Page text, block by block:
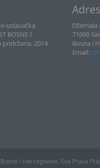
izdavačka
BOSNE I
pridržana. 2014
Džemala
71000
Bosna i
Email:
i Hercegovine. Sva Prava